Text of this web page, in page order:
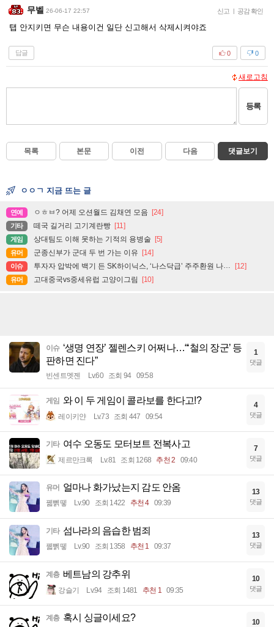
무벨 26-06-17 22:57 신고 | 공감 확인
탭 안지키면 무슨 내용이건 일단 신고해서 삭제시켜야죠
답글 0
0
새로고침
등록
목록 본문 이전 다음 댓글보기
ㅇㅇㄱ 지금 뜨는 글
연예 ㅇㅎㅂ? 어제 오션월드 김채연 모음 [24]
기타 떼국 길거리 고기계란빵 [11]
게임 상대팀도 이해 못하는 기적의 용병술 [5]
유머 군종신부가 군대 두 번 가는 이유 [14]
이슈 투자자 압박에 백기 든 SK하이닉스, ‘나스닥급’ 주주환원 나설까 [12]
유머 고대중국vs중세유럽 고양이그림 [10]
이슈 ‘생명 연장’ 젤렌스키 어쩌나…“‘철의 장군’ 등
판하면 진다”
빈센트멧젠 Lv.60 조회 94 09:58
1
댓글
게임 와 이 두 게임이 콜라보를 한다고!?
레이키얀 Lv.73 조회 447 09:54
4
댓글
기타 여수 오동도 모터보트 전복사고
제르만크록 Lv.81 조회 1268 추천 2 09:40
7
댓글
유머 얼마나 화가났는지 감도 안옴
꿻뻵뗗 Lv.90 조회 1422 추천 4 09:39
13
댓글
기타 섬나라의 음습한 범죄
꿻뻵뗗 Lv.90 조회 1358 추천 1 09:37
13
댓글
계층 베트남의 강추위
강슬기 Lv.94 조회 1481 추천 1 09:35
10
댓글
계층 혹시 싱글이세요? 10